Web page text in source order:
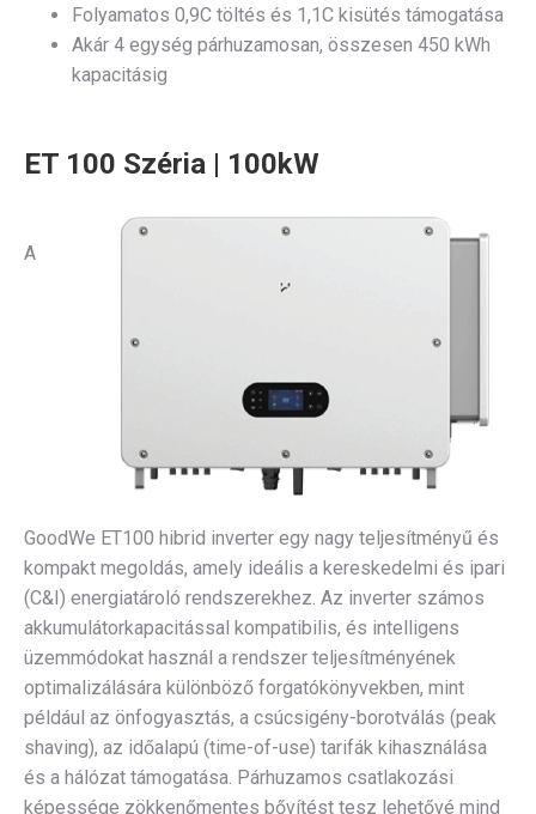
Folyamatos 0,9C töltés és 1,1C kisütés támogatása
Akár 4 egység párhuzamosan, összesen 450 kWh
kapacitásig
ET 100 Széria | 100kW
A
GoodWe ET100 hibrid inverter egy nagy teljesítményű és
kompakt megoldás, amely ideális a kereskedelmi és ipari
(C&I) energiatároló rendszerekhez. Az inverter számos
akkumulátorkapacitással kompatibilis, és intelligens
üzemmódokat használ a rendszer teljesítményének
optimalizálására különböző forgatókönyvekben, mint
például az önfogyasztás, a csúcsigény-borotválás (peak
shaving), az időalapú (time-of-use) tarifák kihasználása
és a hálózat támogatása. Párhuzamos csatlakozási
képessége zökkenőmentes bővítést tesz lehetővé mind